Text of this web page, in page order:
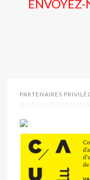
ENVOYEZ-
PARTENAIRES